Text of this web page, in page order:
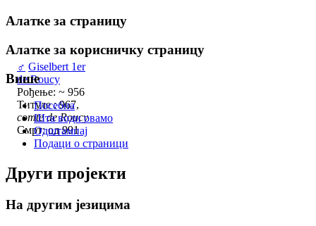
♂ Giselbert 1er
de Roucy
Рођење: ~ 956
Титуле : 967,
comte de Roucy
Смрт: од 991
Алатке за страницу
Алатке за корисничку страницу
Више
Посебна
Шта води овамо
Одштампај
Подаци о страници
Други пројекти
На другим језицима